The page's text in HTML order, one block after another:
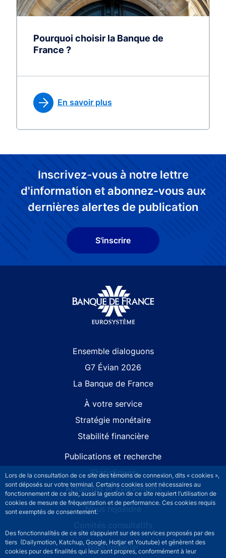
Lors de la consultation de ce site des témoins de connexion, dits « cookies »,
sont déposés sur votre terminal. Certains cookies sont nécessaires au
fonctionnement de ce site, aussi la gestion de ce site requiert l’utilisation de
cookies de mesure de fréquentation et de performance. Ces cookies requis
sont exemptés de consentement.
Des fonctionnalités de ce site s’appuient sur des services proposés par des
tiers (Dailymotion, Katchup, Google, Hotjar et Youtube) et génèrent des
cookies pour des finalités qui leur sont propres, conformément à leur
Pourquoi choisir la Banque de
France ?
En savoir plus
Inscrivez-vous à notre lettre
d'information et abonnez-vous aux
dernières alertes de publication
S'inscrire
Ensemble dialoguons
G7 Évian 2026
La Banque de France
À votre service
Stratégie monétaire
Stabilité financière
Publications et recherche
Statistiques
Actualités et événements
Nous rejoindre
Comités consultatifs
Footer secondary menuNous contacter